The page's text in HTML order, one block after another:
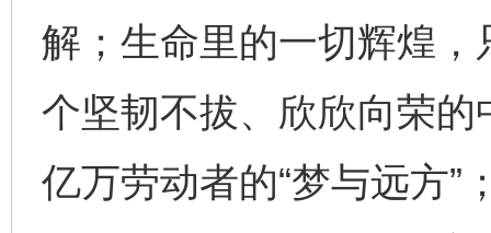
解；生命里的一切辉煌
个坚韧不拔、欣欣向荣
亿万劳动者的“梦与远方”